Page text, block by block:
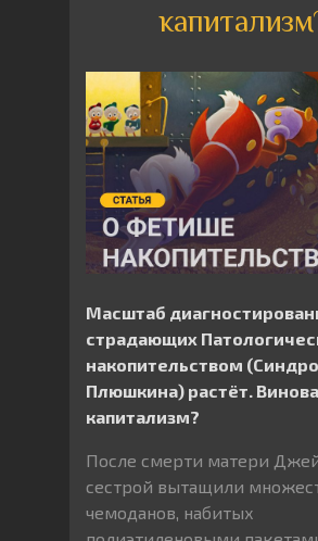
Масштаб
страдающих
накопительством
Плюшкина) растёт.
капитализм?
После смерти матери
сестрой вытащили
чемоданов, набитых